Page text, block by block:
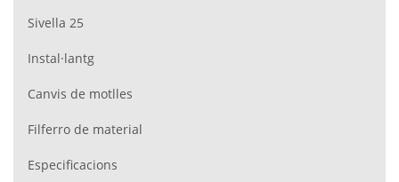
Sivella 25
Instal·lantg
Canvis de motlles
Filferro de material
Especificacions